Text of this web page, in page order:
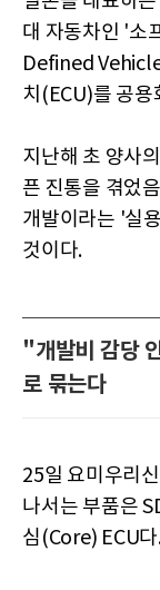
대 자동차인 '소
Defined
치(ECU)를 공용
지난해 초 양사
픈 진통을 겪었
개발이라는 '실
것이다.
"개발비 감당
로 묶는다
25일 요미우리
나서는 부품은
심(Core) ECU